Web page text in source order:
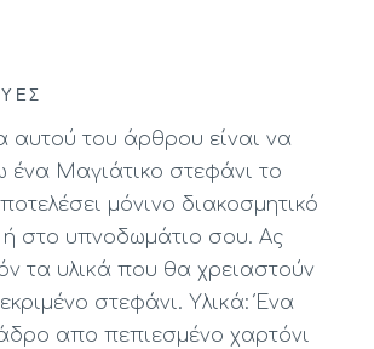
αυτού του άρθρου είναι να
ένα Μαγιάτικο στεφάνι το
μόνινο διακοσμητικό
ή στο υπνοδωμάτιο σου. Ας
τα υλικά που θα χρειαστούν
στεφάνι. Υλικά: Ένα
απο πεπιεσμένο χαρτόνι